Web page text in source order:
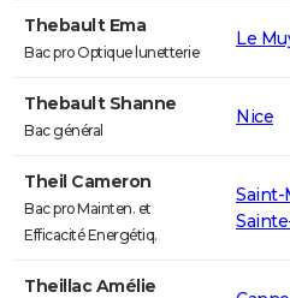
Thebault Ema
Bac pro Optique lunetterie
Le
Thebault Shanne
Bac général
Nice
Theil Cameron
Bac pro Mainten. et
Efficacité Energétiq.
Saint-
Theillac Amélie